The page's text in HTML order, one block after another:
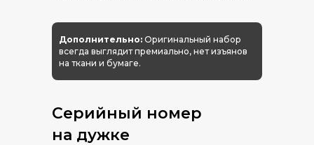
Дополнительно: Оригинальный набор
всегда выглядит премиально, нет изъянов
на ткани и бумаге.
Серийный номер
на дужке